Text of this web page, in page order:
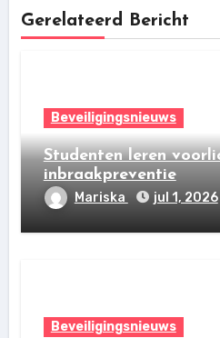
Gerelateerd Bericht
Beveiligingsnieuws
Studenten leren
inbraakpreventie
Mariska jul 1, 2026
Beveiligingsnieuws